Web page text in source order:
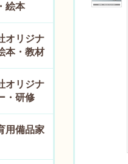
絵本
オリジナ
本・教材
オリジナ
・研修
用備品家